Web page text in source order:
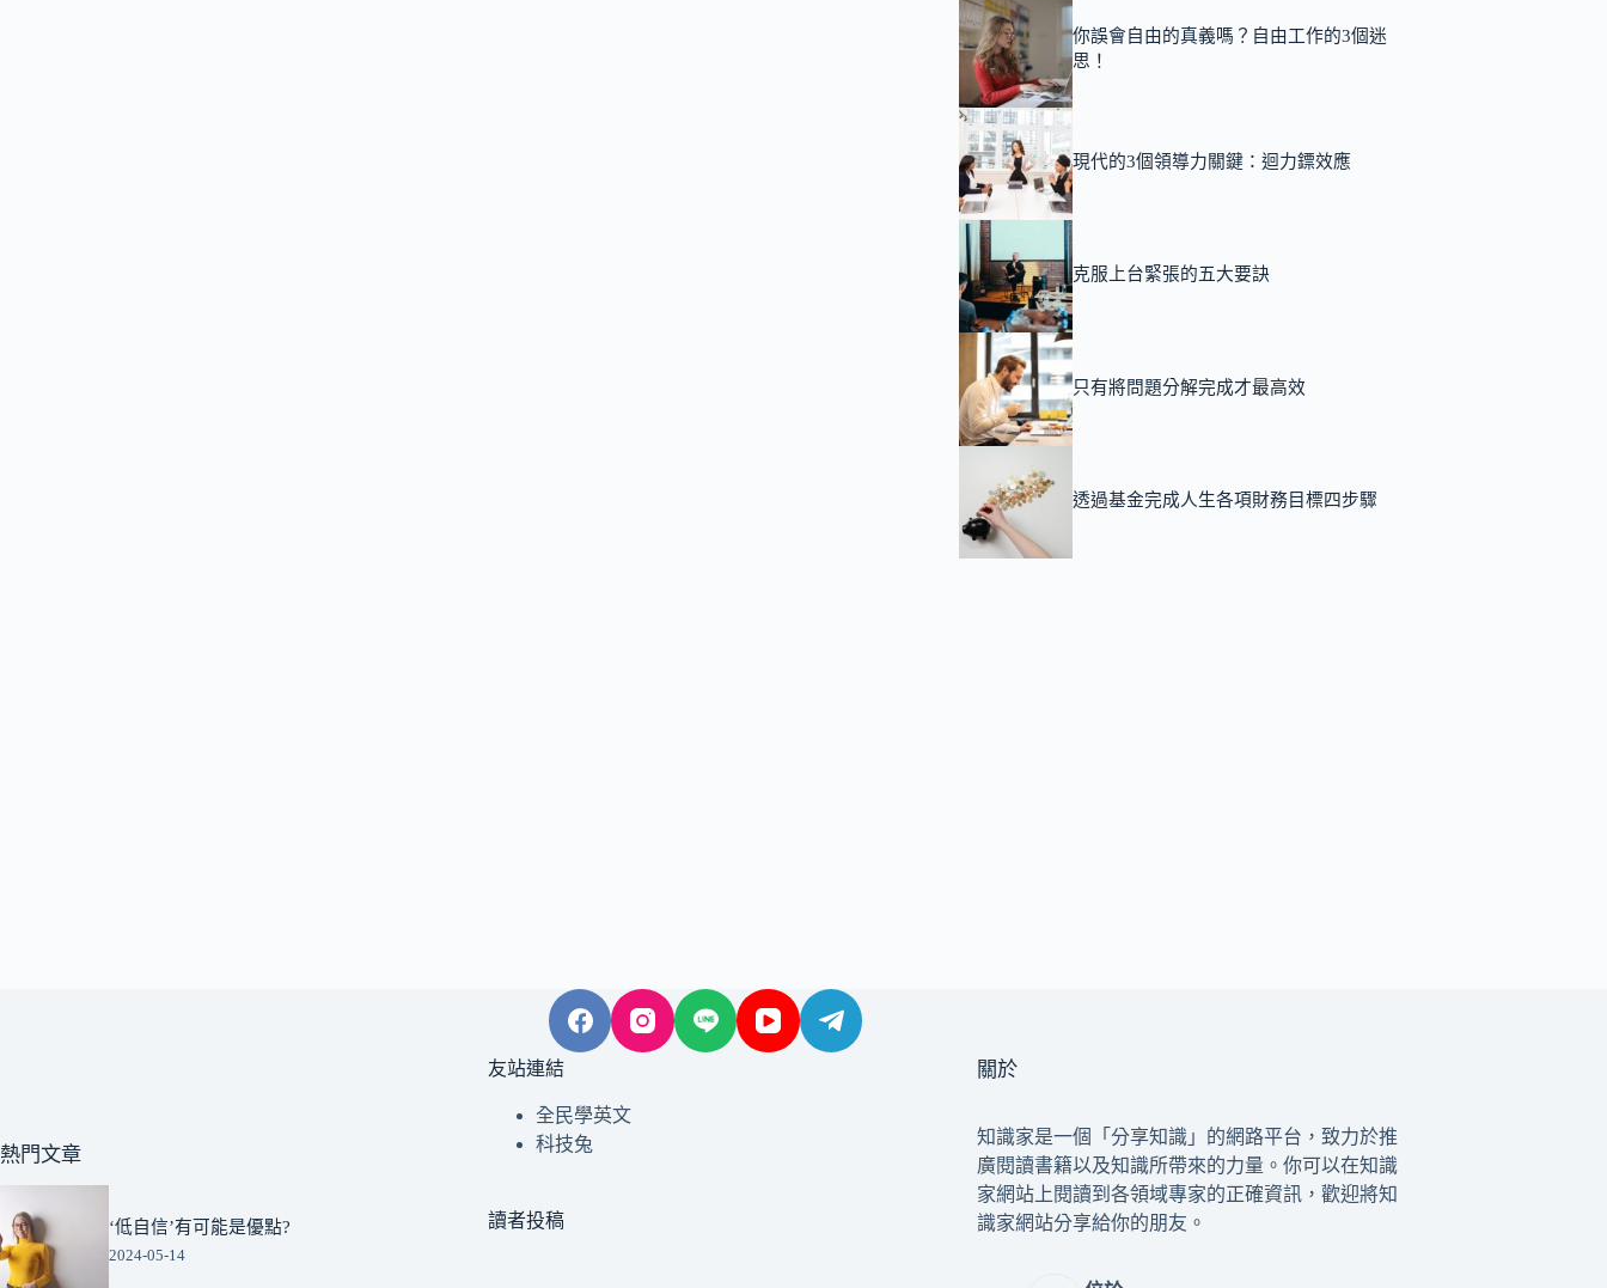
你誤會自由的真義嗎？自由工作的3個迷
思！
現代的3個領導力關鍵：迴力鏢效應
克服上台緊張的五大要訣
只有將問題分解完成才最高效
透過基金完成人生各項財務目標四步驟
熱門文章
‘低自信’有可能是優點?
2024-05-14
友站連結
全民學英文
科技兔
讀者投稿
關於
知識家是一個「分享知識」的網路平台，致力於推
廣閱讀書籍以及知識所帶來的力量。你可以在知識
家網站上閱讀到各領域專家的正確資訊，歡迎將知
識家網站分享給你的朋友。